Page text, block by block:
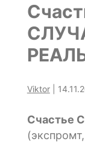
Viktor
Счастье